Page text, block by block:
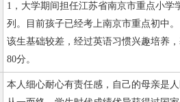
1，大学期间担任江苏省南京市重点小
列。目前孩子已经考上南京市重点初中
该生基础较差，经过英语习惯兴趣培养
80分。
本人细心耐心有责任感，自己的母亲是